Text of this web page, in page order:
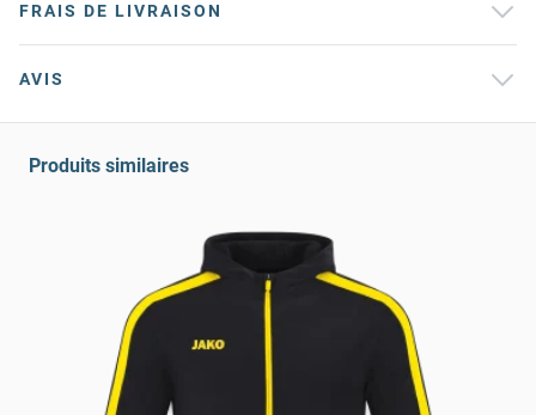
FRAIS DE LIVRAISON
AVIS
Produits similaires